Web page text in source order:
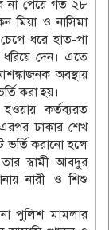
না পেয়ে গত ২৮
মিয়া ও নাসিমা
ধরে হাত-পা
দেন। এতে
অবস্থায়
করা হয়।
কর্তব্যরত
ঢাকার শেখ
ভর্তি করানো হলে
স্বামী আবদুর
নারী ও শিশু
পুলিশ মামলার